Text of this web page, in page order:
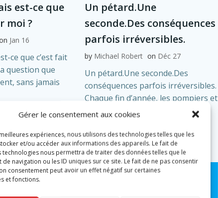
Gérer le consentement aux cookies
expériences, nous utilisons des technologies telles que les
et/ou accéder aux informations des appareils. Le fait de
technologies nous permettra de traiter des données telles que le
navigation ou les ID uniques sur ce site. Le fait de ne pas consentir
consentement peut avoir un effet négatif sur certaines
et fonctions.
est-ce que
moi ?
Jan 16
ce que c’est fait
question que
sans jamais
Un pétard.Une
seconde.Des conséquences
parfois irréversibles.
by Michael Robert on Déc 27
Un pétard.Une seconde.Des
conséquences parfois irréversibles.
Chaque fin d’année, les pompiers et
ambulanciers sont mobilisés à la
Read more